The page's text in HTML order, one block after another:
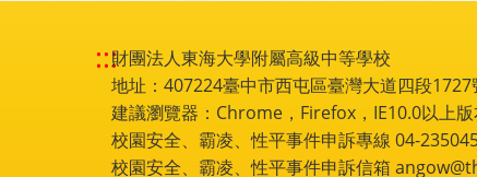
:::財團法人東海大學附屬高級中等學校
地址：407224臺中市西屯區臺灣大道四段
建議瀏覽器：Chrome，Firefox，IE10.0以上
校園安全、霸凌、性平事件申訴專線 04-
校園安全、霸凌、性平事件申訴信箱